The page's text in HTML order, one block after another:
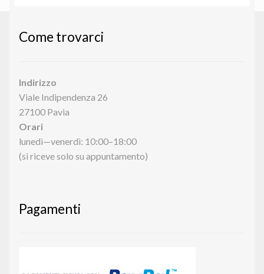
Come trovarci
Indirizzo
Viale Indipendenza 26
27100 Pavia
Orari
lunedì—venerdì: 10:00–18:00
(si riceve solo su appuntamento)
Pagamenti